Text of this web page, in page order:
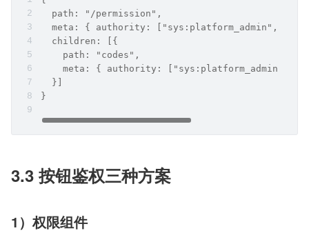
  path: "/permission",
meta: { authority: ["sys:platform_admin",
  children: [{
    path: "codes",
    meta: { authority: ["sys:platform_admin"] }
  }]
}
3.3 按钮鉴权三种方案
1）权限组件